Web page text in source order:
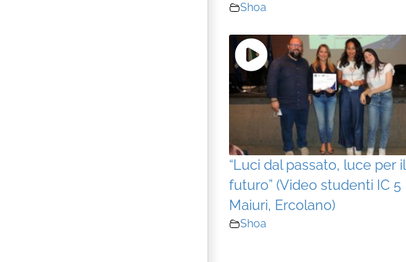
Shoa
“Luci dal passato, luce per il
futuro” (Video studenti IC 5
Maiuri, Ercolano)
Shoa